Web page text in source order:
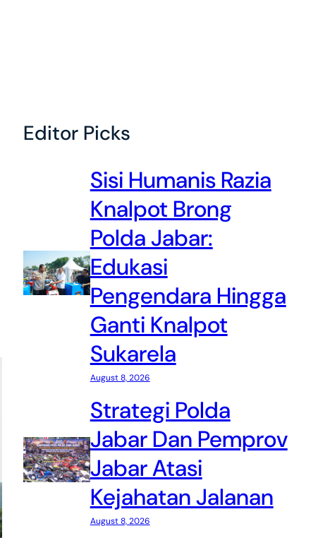
Editor Picks
Sisi Humanis Razia
Knalpot Brong
Polda Jabar:
Edukasi
Pengendara Hingga
Ganti Knalpot
Sukarela
August 8, 2026
Strategi Polda
Jabar Dan Pemprov
Jabar Atasi
Kejahatan Jalanan
August 8, 2026